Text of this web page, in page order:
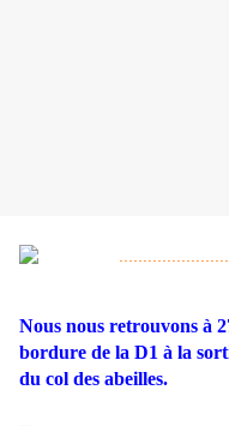
Nous nous retrouvons à
bordure de la D1 à la
du col des abeilles.